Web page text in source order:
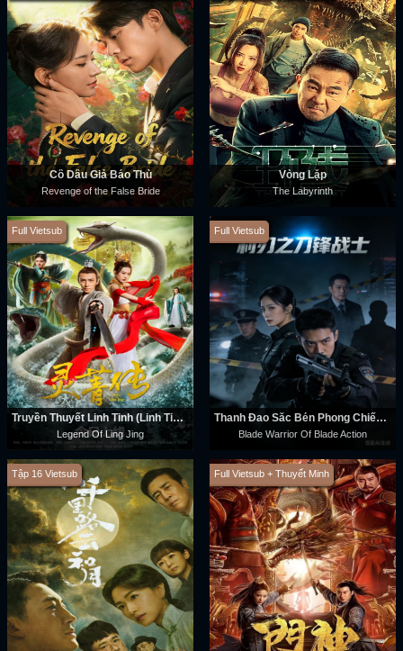
Cô Dâu Giả Báo Thù
Revenge of the False Bride
Vòng Lặp
The Labyrinth
Full Vietsub
Truyền Thuyết Linh Tinh (Linh Tinh Truyện)
Legend Of Ling Jing
Full Vietsub
Thanh Đao Sắc Bén Phong Chiến Sĩ
Blade Warrior Of Blade Action
Tập 16 Vietsub Full Vietsub + Thuyết Minh